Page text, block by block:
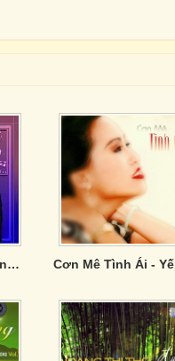
Nhớ Nhau Hoài - Đình Phước